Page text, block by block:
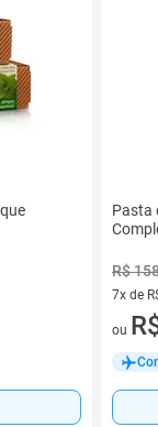
Pasta
R$
7x de
7 vez
ou